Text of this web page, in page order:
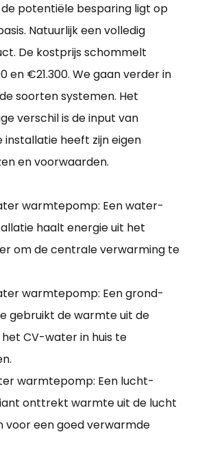
de potentiële besparing ligt op
Natuurlijk een volledig
De kostprijs schommelt
en €21.300. We gaan verder in
soorten systemen. Het
verschil is de input van
installatie heeft zijn eigen
en voorwaarden.
warmtepomp: Een water-
haalt energie uit het
om de centrale verwarming te
warmtepomp: Een grond-
gebruikt de warmte uit de
CV-water in huis te
warmtepomp: Een lucht-
onttrekt warmte uit de lucht
voor een goed verwarmde